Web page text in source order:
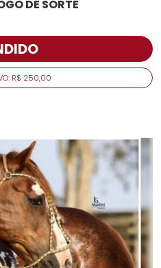
DE SORTE
R$ 250,00